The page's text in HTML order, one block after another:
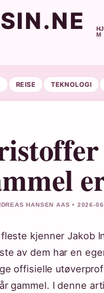
M
REISE TEKNOLOGI
HANSEN AAS • 2026-
kjenner Jakob
av dem har en
offisielle
gammel. I denne